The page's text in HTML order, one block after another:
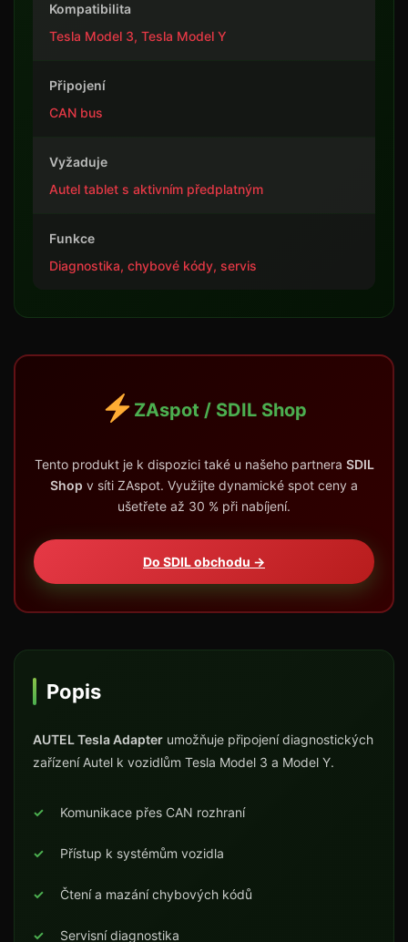
Kompatibilita
Tesla Model 3, Tesla Model Y
Připojení
CAN bus
Vyžaduje
Autel tablet s aktivním předplatným
Funkce
Diagnostika, chybové kódy, servis
ZAspot / SDIL Shop
Tento produkt je k dispozici také u našeho partnera SDIL
Shop v síti ZAspot. Využijte dynamické spot ceny a
ušetřete až 30 % při nabíjení.
Do SDIL obchodu →
Popis
AUTEL Tesla Adapter umožňuje připojení diagnostických
zařízení Autel k vozidlům Tesla Model 3 a Model Y.
Komunikace přes CAN rozhraní
Přístup k systémům vozidla
Čtení a mazání chybových kódů
Servisní diagnostika